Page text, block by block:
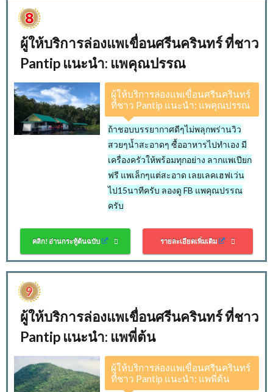
ผู้ให้บริการล่องแพเขื่อนศรีนครินทร์ ที่ชาว
Pantip แนะนำ: แพคุณปรรณ
ผู้ให้บริการล่องแพเขื่อนศรีนครินทร์
ที่ชาว Pantip แนะนำ: แพคุณปรรณ
ถ้าชอบบรรยากาศดีๆไม่พลุกพร่านวิว
สวยๆน้ำสะอาดๆ ซื้ออาหารไปทำเอง มี
เครื่องครัวให้พร้อมทุกอย่าง ลากแพเปียก
ฟรี แพเล็กๆแต่สะอาด เลยเลคเฮฟเว่น
ไป15นาทีครับ ลองดู FB แพคุณปรรณ
ครับ
คลิก! อ่านกระทู้ต้นฉบับ รายละเอียดเพิ่มเติม
ผู้ให้บริการล่องแพเขื่อนศรีนครินทร์ ที่ชาว
Pantip แนะนำ: แพพี่ต้น
ผู้ให้บริการล่องแพเขื่อนศรีนครินทร์
ที่ชาว Pantip แนะนำ: แพพี่ต้น